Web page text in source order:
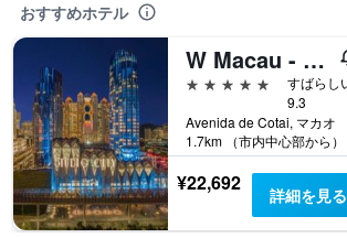
おすすめホテル
W Macau - Studio City
5つ星
すばらし
9.3
Avenida de Cotai, マカオ
1.7km （市内中心部から）
¥22,692 詳細を見る